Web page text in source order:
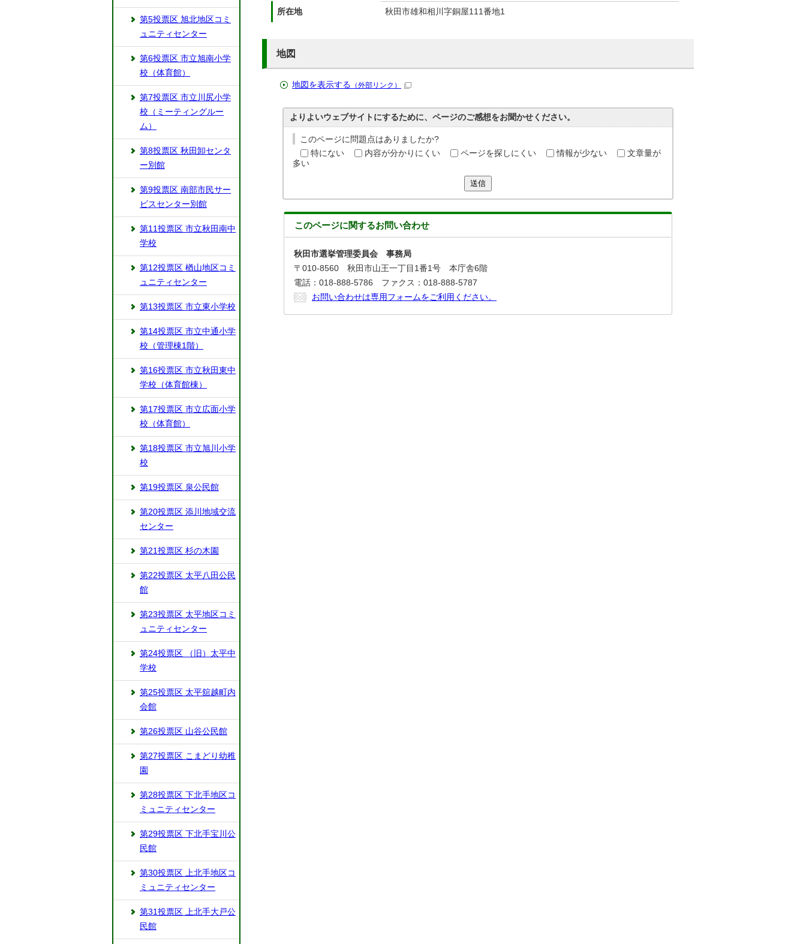
所在地 秋田市雄和相川字銅屋111番地1
地図
地図を表示する （外部リンク）
よりよいウェブサイトにするために、ページのご感想をお聞かせください。
このページに問題点はありましたか?
特にない
内容が分かりにくい ページを探しにくい 情報が少ない
文章量が
多い
送信
このページに関するお問い合わせ
秋田市選挙管理委員会 事務局
〒010-8560 秋田市山王一丁目1番1号 本庁舎6階
電話：018-888-5786 ファクス：018-888-5787
お問い合わせは専用フォームをご利用ください。
第5投票区 旭北地区コミ
ュニティセンター
第6投票区 市立旭南小学
校（体育館）
第7投票区 市立川尻小学
校（ミーティングルー
ム）
第8投票区 秋田卸センタ
ー別館
第9投票区 南部市民サー
ビスセンター別館
第11投票区 市立秋田南中
学校
第12投票区 楢山地区コミ
ュニティセンター
第13投票区 市立東小学校
第14投票区 市立中通小学
校（管理棟1階）
第16投票区 市立秋田東中
学校（体育館棟）
第17投票区 市立広面小学
校（体育館）
第18投票区 市立旭川小学
校
第19投票区 泉公民館
第20投票区 添川地域交流
センター
第21投票区 杉の木園
第22投票区 太平八田公民
館
第23投票区 太平地区コミ
ュニティセンター
第24投票区 （旧）太平中
学校
第25投票区 太平舘越町内
会館
第26投票区 山谷公民館
第27投票区 こまどり幼稚
園
第28投票区 下北手地区コ
ミュニティセンター
第29投票区 下北手宝川公
民館
第30投票区 上北手地区コ
ミュニティセンター
第31投票区 上北手大戸公
民館